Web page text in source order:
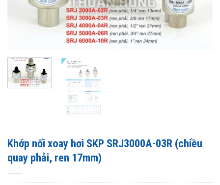
Khớp nối xoay hơi SKP SRJ3000A-03R (chiều
quay phải, ren 17mm)